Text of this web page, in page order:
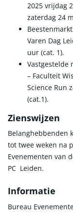
2025 vrijdag
zaterdag 24
Varen Dag
uur (cat. 1).
Vastgestelde
– Faculteit
Science Run
(cat.1).
Zienswijzen
Belanghebbenden
tot twee weken na
Evenementen van
PC Leiden.
Informatie
Bureau